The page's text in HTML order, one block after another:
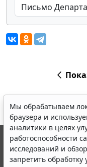
Мы обрабатываем
браузера и
аналитики в целях
работоспособности
исследований и
запретить
© ООО "НПП "ГАРАНТ-
выпускается с 1990